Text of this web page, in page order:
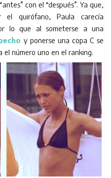
con el “después”. Ya que,
el quirófano, Paula carecía
lo que al someterse a una
y ponerse una copa C se
el número uno en el ranking.